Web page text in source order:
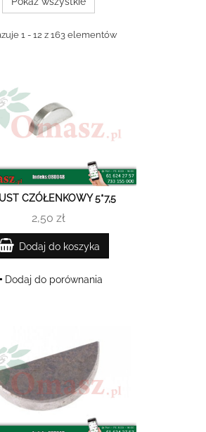
1 - 12 z 163 elementów
CZÓŁENKOWY 5*7,5
2,50 zł
Dodaj do koszyka
Dodaj do porównania